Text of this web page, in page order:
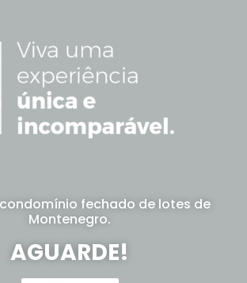
fechado de lotes de
Montenegro.
AGUARDE!